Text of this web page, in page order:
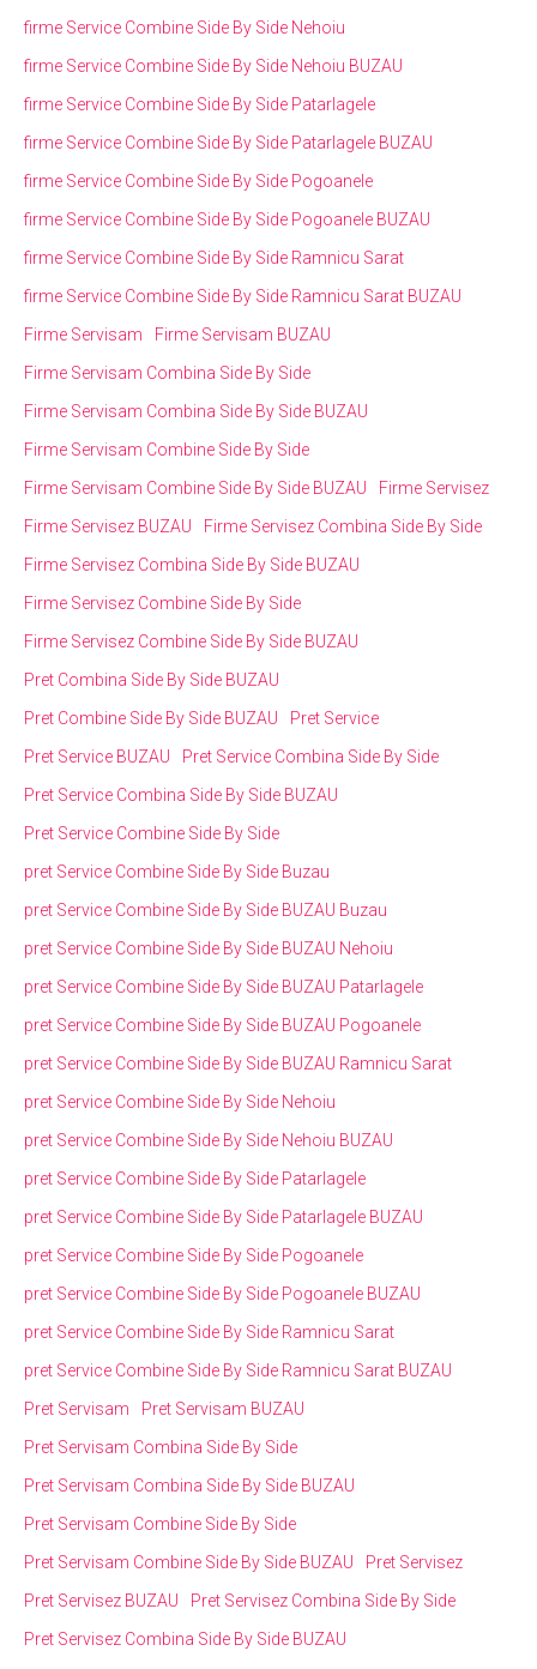
firme Service Combine Side By Side Nehoiu
firme Service Combine Side By Side Nehoiu BUZAU
firme Service Combine Side By Side Patarlagele
firme Service Combine Side By Side Patarlagele BUZAU
firme Service Combine Side By Side Pogoanele
firme Service Combine Side By Side Pogoanele BUZAU
firme Service Combine Side By Side Ramnicu Sarat
firme Service Combine Side By Side Ramnicu Sarat BUZAU
Firme Servisam
Firme Servisam BUZAU
Firme Servisam Combina Side By Side
Firme Servisam Combina Side By Side BUZAU
Firme Servisam Combine Side By Side
Firme Servisam Combine Side By Side BUZAU
Firme Servisez
Firme Servisez BUZAU
Firme Servisez Combina Side By Side
Firme Servisez Combina Side By Side BUZAU
Firme Servisez Combine Side By Side
Firme Servisez Combine Side By Side BUZAU
Pret Combina Side By Side BUZAU
Pret Combine Side By Side BUZAU
Pret Service
Pret Service BUZAU
Pret Service Combina Side By Side
Pret Service Combina Side By Side BUZAU
Pret Service Combine Side By Side
pret Service Combine Side By Side Buzau
pret Service Combine Side By Side BUZAU Buzau
pret Service Combine Side By Side BUZAU Nehoiu
pret Service Combine Side By Side BUZAU Patarlagele
pret Service Combine Side By Side BUZAU Pogoanele
pret Service Combine Side By Side BUZAU Ramnicu Sarat
pret Service Combine Side By Side Nehoiu
pret Service Combine Side By Side Nehoiu BUZAU
pret Service Combine Side By Side Patarlagele
pret Service Combine Side By Side Patarlagele BUZAU
pret Service Combine Side By Side Pogoanele
pret Service Combine Side By Side Pogoanele BUZAU
pret Service Combine Side By Side Ramnicu Sarat
pret Service Combine Side By Side Ramnicu Sarat BUZAU
Pret Servisam
Pret Servisam BUZAU
Pret Servisam Combina Side By Side
Pret Servisam Combina Side By Side BUZAU
Pret Servisam Combine Side By Side
Pret Servisam Combine Side By Side BUZAU
Pret Servisez
Pret Servisez BUZAU
Pret Servisez Combina Side By Side
Pret Servisez Combina Side By Side BUZAU